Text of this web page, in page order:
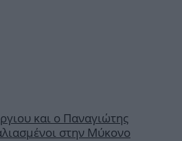
και ο Παναγιώτης
στην Μύκονο